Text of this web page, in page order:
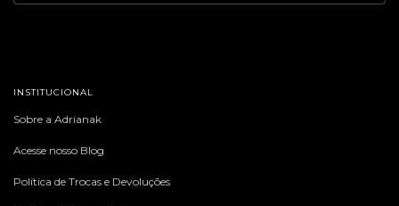
INSTITUCIONAL
Sobre a Adrianak
Acesse nosso Blog
Política de Trocas e Devoluções